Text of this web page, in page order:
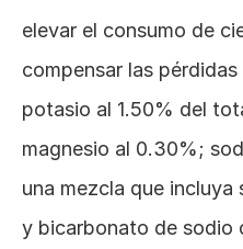
elevar el consumo de
compensar las
potasio al 1.50% del
magnesio al 0.30%;
una mezcla que
y bicarbonato de sodio